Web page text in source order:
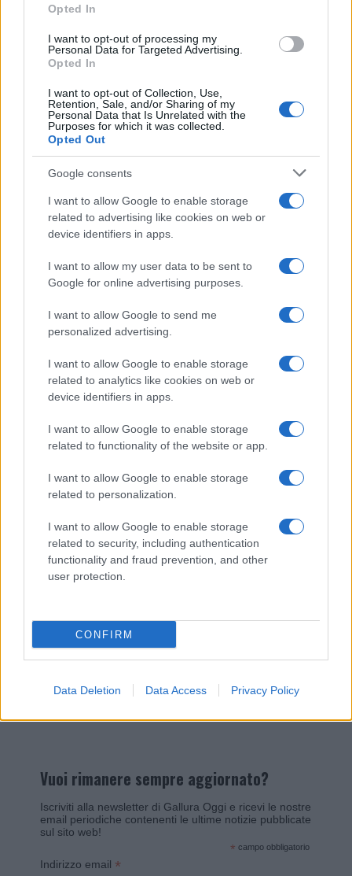
Opted In
I want to opt-out of processing my
Personal Data for Targeted Advertising.
Opted In
I want to opt-out of Collection, Use,
Retention, Sale, and/or Sharing of my
Personal Data that Is Unrelated with the
Purposes for which it was collected.
Opted Out
Google consents
I want to allow Google to enable storage
related to advertising like cookies on web or
device identifiers in apps.
I want to allow my user data to be sent to
Google for online advertising purposes.
I want to allow Google to send me
personalized advertising.
I want to allow Google to enable storage
related to analytics like cookies on web or
device identifiers in apps.
I want to allow Google to enable storage
related to functionality of the website or app.
I want to allow Google to enable storage
related to personalization.
I want to allow Google to enable storage
related to security, including authentication
functionality and fraud prevention, and other
user protection.
CONFIRM
Data Deletion Data Access Privacy Policy
NECROLOGIE
Mario Malu
Paolo Pinna
Martina Agostina Diturco
I nostri cari
I nostri cari
Giovannimaria Cabras
Vuoi rimanere sempre aggiornato?
Iscriviti alla newsletter di Gallura Oggi e ricevi le nostre
email periodiche contenenti le ultime notizie pubblicate
sul sito web!
* campo obbligatorio
Indirizzo email *